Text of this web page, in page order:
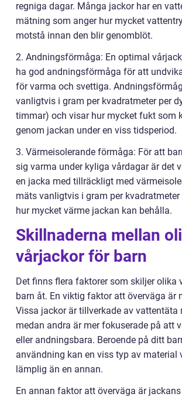
regniga dagar. Många jackor har en
mätning som anger hur mycket
motstå innan den blir genomblöt.
2. Andningsförmåga: En optimal
ha god andningsförmåga för att
för varma och svettiga.
vanligtvis i gram per kvadratmeter per
timmar) och visar hur mycket fukt som
genom jackan under en viss tidsperiod.
3. Värmeisolerande förmåga: För att
sig varma under kyliga vårdagar är det
en jacka med tillräckligt med
mäts vanligtvis i gram per
hur mycket värme jackan kan behålla.
Skillnaderna mellan
vårjackor för barn
Det finns flera faktorer som skiljer olika
barn åt. En viktig faktor att överväga är
Vissa jackor är tillverkade av vattentäta
medan andra är mer fokuserade på att
eller andningsbara. Beroende på ditt
användning kan en viss typ av material
lämplig än en annan.
En annan faktor att överväga är